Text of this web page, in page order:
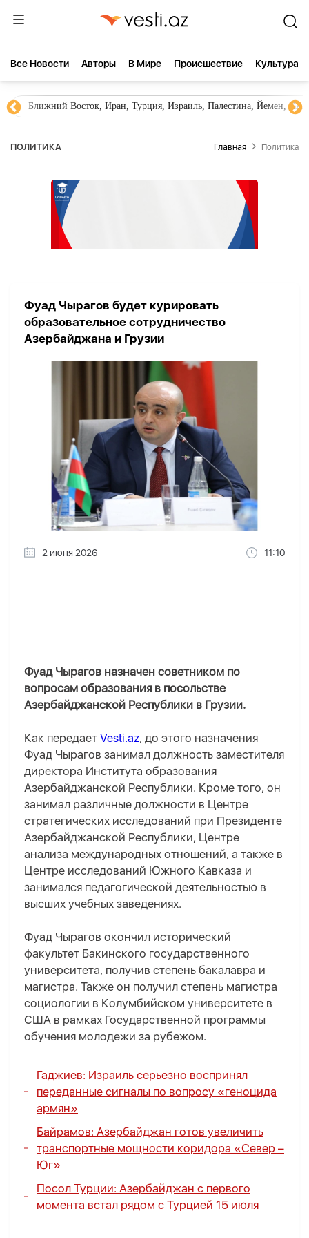
Все Новости Aвторы В Мире Происшествие Культура
Ближний Восток, Иран, Турция, Израиль, Палестина, Йемен,
ПОЛИТИКА Главная Политика
Фуад Чырагов будет курировать
образовательное сотрудничество
Азербайджана и Грузии
2 июня 2026 11:10
Фуад Чырагов назначен советником по
вопросам образования в посольстве
Азербайджанской Республики в Грузии.
Как передает Vesti.az, до этого назначения
Фуад Чырагов занимал должность заместителя
директора Института образования
Азербайджанской Республики. Кроме того, он
занимал различные должности в Центре
стратегических исследований при Президенте
Азербайджанской Республики, Центре
анализа международных отношений, а также в
Центре исследований Южного Кавказа и
занимался педагогической деятельностью в
высших учебных заведениях.
Фуад Чырагов окончил исторический
факультет Бакинского государственного
университета, получив степень бакалавра и
магистра. Также он получил степень магистра
социологии в Колумбийском университете в
США в рамках Государственной программы
обучения молодежи за рубежом.
Гаджиев: Израиль серьезно воспринял
переданные сигналы по вопросу «геноцида
армян»
Байрамов: Азербайджан готов увеличить
транспортные мощности коридора «Север –
Юг»
Посол Турции: Азербайджан с первого
момента встал рядом с Турцией 15 июля